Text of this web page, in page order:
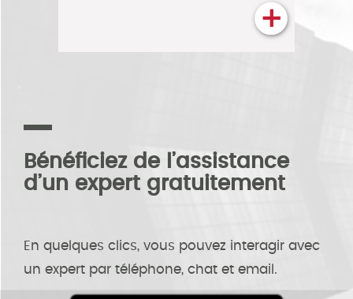
Bénéficiez de l’assistance
d’un expert gratuitement
En quelques clics, vous pouvez interagir avec
un expert par téléphone, chat et email.